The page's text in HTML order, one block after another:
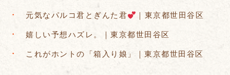
元気なパルコ君とぎんた君 ｜東京都世田谷区
嬉しい予想ハズレ。｜東京都世田谷区
これがホントの「箱入り娘」｜東京都世田谷区